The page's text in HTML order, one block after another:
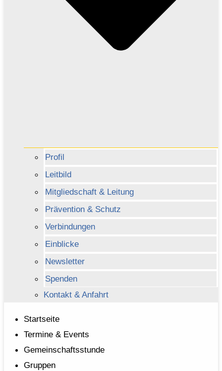
Profil
Leitbild
Mitgliedschaft & Leitung
Prävention & Schutz
Verbindungen
Einblicke
Newsletter
Spenden
Kontakt & Anfahrt
Startseite
Termine & Events
Gemeinschaftsstunde
Gruppen